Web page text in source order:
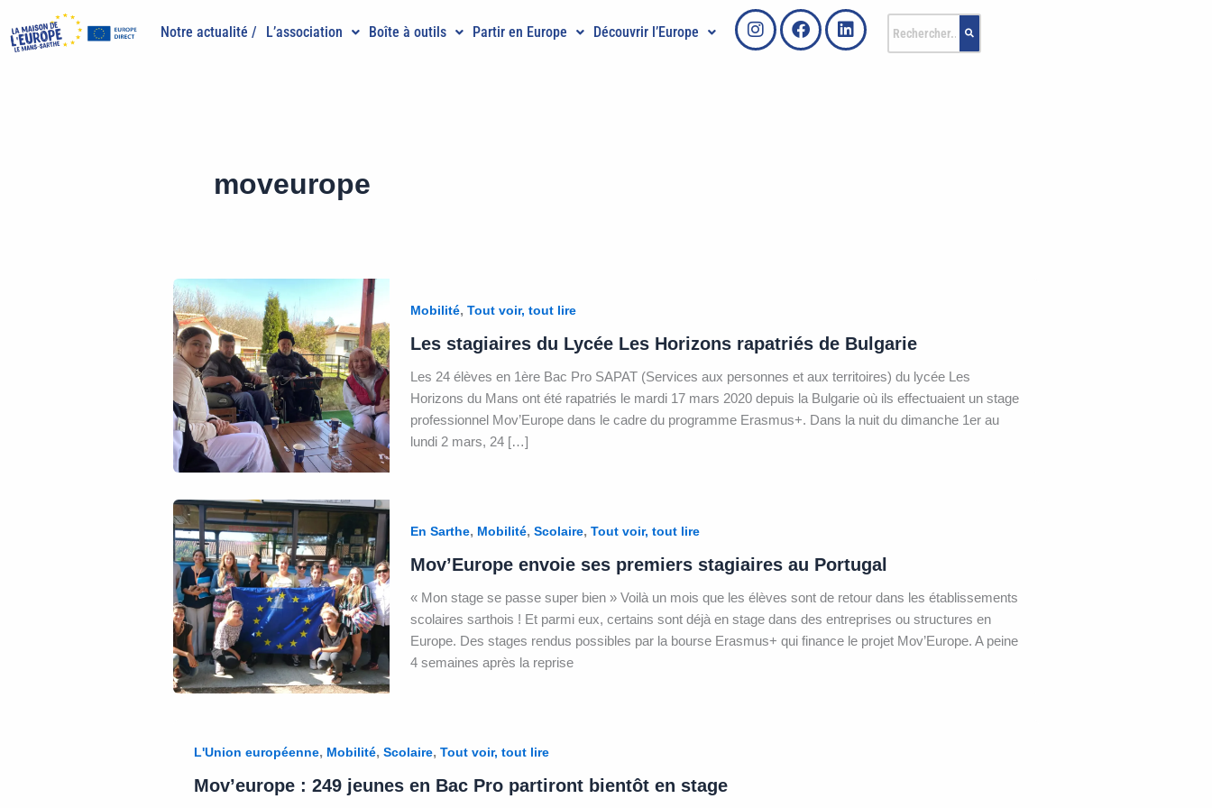
au
contenu
Notre actualité / L’association Boîte à outils Partir en Europe Découvrir l’Europe
moveurope
Mobilité, Tout voir, tout lire
Les stagiaires du Lycée Les Horizons rapatriés de Bulgarie
Les 24 élèves en 1ère Bac Pro SAPAT (Services aux personnes et aux territoires) du lycée Les
Horizons du Mans ont été rapatriés le mardi 17 mars 2020 depuis la Bulgarie où ils effectuaient un stage
professionnel Mov’Europe dans le cadre du programme Erasmus+. Dans la nuit du dimanche 1er au
lundi 2 mars, 24 […]
En Sarthe, Mobilité, Scolaire, Tout voir, tout lire
Mov’Europe envoie ses premiers stagiaires au Portugal
« Mon stage se passe super bien » Voilà un mois que les élèves sont de retour dans les établissements
scolaires sarthois ! Et parmi eux, certains sont déjà en stage dans des entreprises ou structures en
Europe. Des stages rendus possibles par la bourse Erasmus+ qui finance le projet Mov’Europe. A peine
4 semaines après la reprise
L'Union européenne, Mobilité, Scolaire, Tout voir, tout lire
Mov’europe : 249 jeunes en Bac Pro partiront bientôt en stage